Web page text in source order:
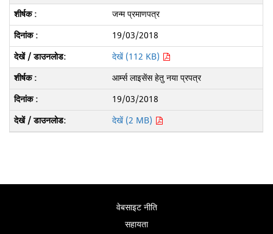
जन्म प्रमाणपत्र
19/03/2018
देखें (112 KB)
आर्म्स लाइसेंस हेतु नया प्रपत्र
19/03/2018
देखें (2 MB)
वेबसाइट नीति
सहायता